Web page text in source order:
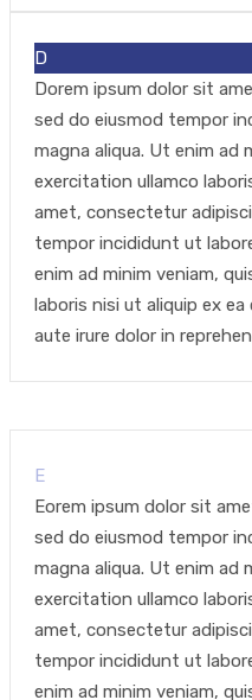
D
Dorem ipsum dolor sit
sed do eiusmod tempor
magna aliqua. Ut enim ad
exercitation ullamco
amet, consectetur
tempor incididunt ut
enim ad minim veniam,
laboris nisi ut aliquip ex
aute irure dolor in
E
Eorem ipsum dolor sit
sed do eiusmod tempor
magna aliqua. Ut enim ad
exercitation ullamco
amet, consectetur
tempor incididunt ut
enim ad minim veniam,